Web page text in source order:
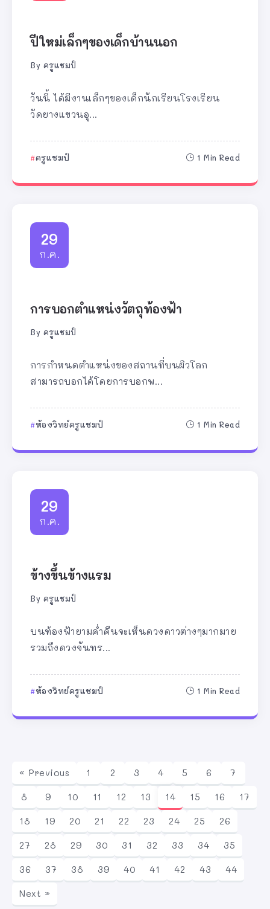
ปีใหม่เล็กๆของเด็กบ้านนอก
By ครูแชมป์
วันนี้ ได้มีงานเล็กๆของเด็กนักเรียนโรงเรียน
วัดยางแขวนอู...
ครูแชมป์ 1 Min Read
29
ก.ค.
การบอกตำแหน่งวัตถุท้องฟ้า
By ครูแชมป์
การกำหนดตำแหน่งของสถานที่บนผิวโลก
สามารถบอกได้โดยการบอกพ...
ห้องวิทย์ครูแชมป์ 1 Min Read
29
ก.ค.
ข้างขึ้นข้างแรม
By ครูแชมป์
บนท้องฟ้ายามค่ำคืนจะเห็นดวงดาวต่างๆมากมาย
รวมถึงดวงจันทร...
ห้องวิทย์ครูแชมป์ 1 Min Read
« Previous 1 2 3 4 5 6
7
8
9 10 11 12 13 14 15 16
17
18
19 20 21 22 23 24 25
26
27
28 29 30 31 32 33 34
35
36
37 38 39 40 41 42 43
44
Next »